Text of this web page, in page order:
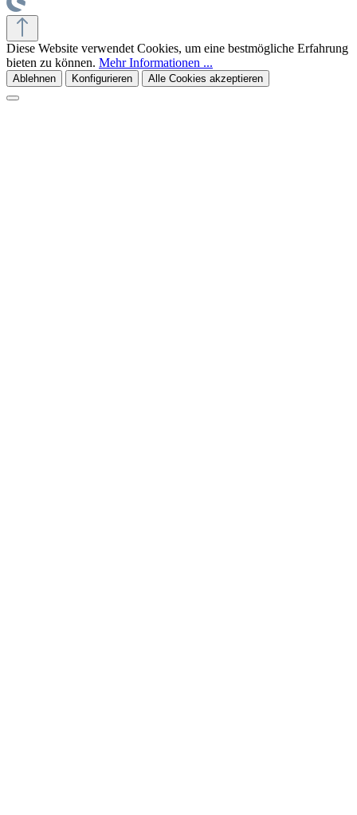
Diese Website verwendet Cookies, um eine bestmögliche Erfahrung
bieten zu können. Mehr Informationen ...
Ablehnen Konfigurieren Alle Cookies akzeptieren